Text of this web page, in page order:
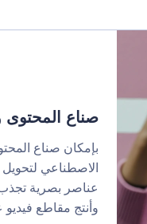
صناع المحتوى
بإمكان صناع
الاصطناعي
عناصر بصرية تجذب
وأنتج مقاطع